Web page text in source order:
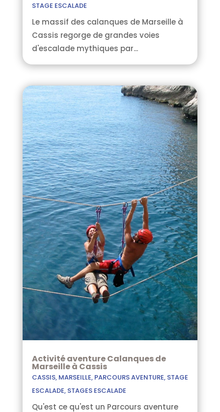
STAGE ESCALADE
Le massif des calanques de Marseille à
Cassis regorge de grandes voies
d'escalade mythiques par...
Activité aventure Calanques de
Marseille à Cassis
CASSIS, MARSEILLE, PARCOURS AVENTURE, STAGE
ESCALADE, STAGES ESCALADE
Qu'est ce qu'est un Parcours aventure